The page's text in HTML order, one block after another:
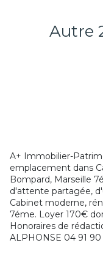
A+ Immobilier-
emplacement dans
Bompard, Marseille
d'attente partagée,
Cabinet moderne,
7éme. Loyer 170€
Honoraires de
ALPHONSE 04 91 90